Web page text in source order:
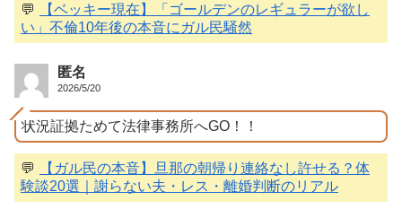
💬
【ベッキー現在】「ゴールデンのレギュラーが欲し
い」不倫10年後の本音にガル民騒然
匿名
2026/5/20
状況証拠ためて法律事務所へGO！！
💬
【ガル民の本音】旦那の朝帰り連絡なし許せる？体
験談20選｜謝らない夫・レス・離婚判断のリアル